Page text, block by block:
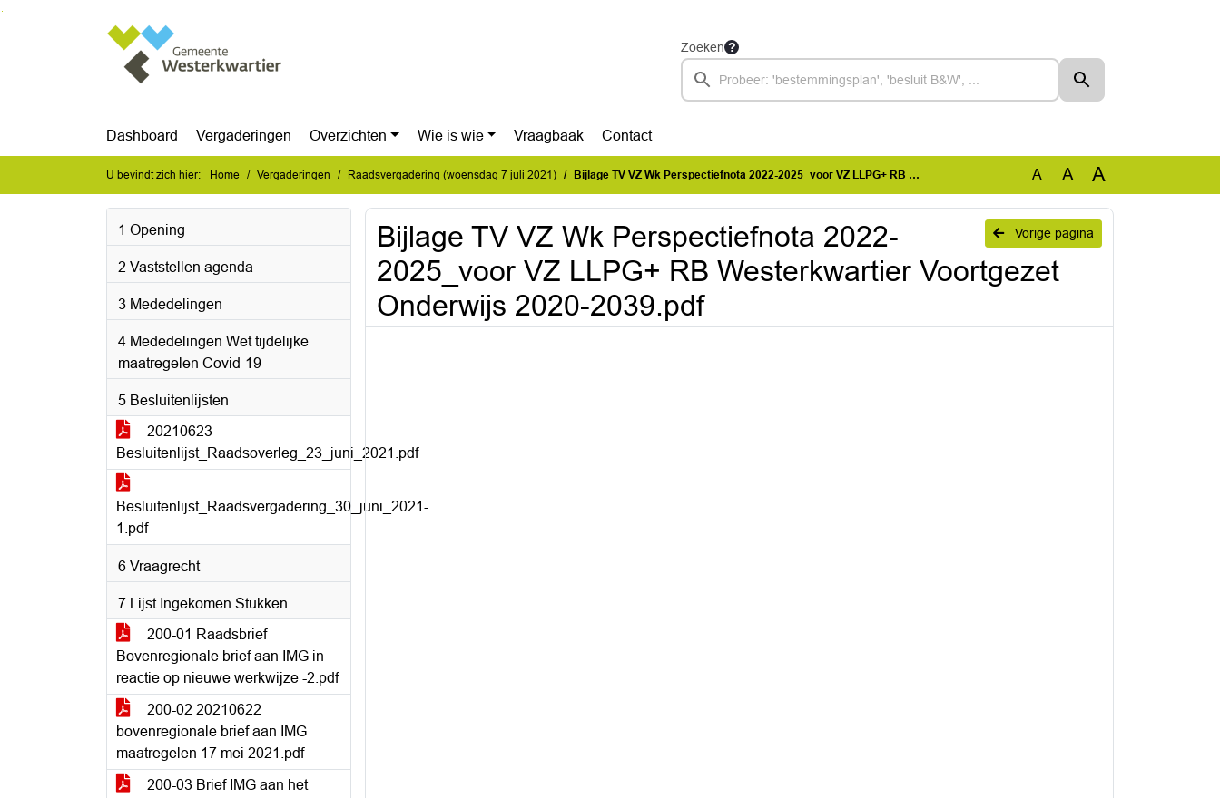
Zoeken
Dashboard Vergaderingen Overzichten Wie is wie Vraagbaak Contact
U bevindt zich hier: Home Vergaderingen Raadsvergadering (woensdag 7 juli 2021) Bijlage TV VZ Wk Perspectiefnota 2022-2025_voor VZ LLPG+ RB Westerkwartier Voortgezet Onderwijs 2020-2039.pdf A A A
1 Opening
2 Vaststellen agenda
3 Mededelingen
4 Mededelingen Wet tijdelijke
maatregelen Covid-19
5 Besluitenlijsten
20210623
Besluitenlijst_Raadsoverleg_23_juni_2021.pdf
Besluitenlijst_Raadsvergadering_30_juni_2021-
1.pdf
6 Vraagrecht
7 Lijst Ingekomen Stukken
200-01 Raadsbrief
Bovenregionale brief aan IMG in
reactie op nieuwe werkwijze -2.pdf
200-02 20210622
bovenregionale brief aan IMG
maatregelen 17 mei 2021.pdf
200-03 Brief IMG aan het
Vorige pagina
Bijlage TV VZ Wk Perspectiefnota 2022-
2025_voor VZ LLPG+ RB Westerkwartier Voortgezet
Onderwijs 2020-2039.pdf